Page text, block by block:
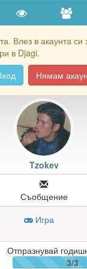
Влез в акаунта си
в Djagi.
Нямам
Tzokev
Съобщение
Игра
Отпразнувай
3/3